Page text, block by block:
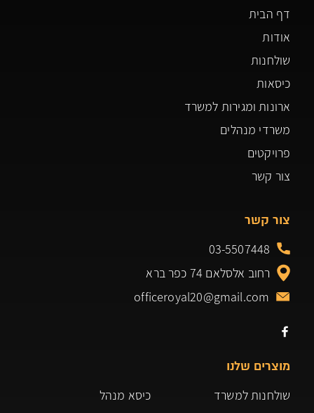
דף הבית
אודות
שולחנות
כיסאות
ארונות ומגירות למשרד
משרדי מנהלים
פרויקטים
צור קשר
מוצרים שלנו
שולחנות למשרד
כיסא מנהל
צור קשר
03-5507448
רחוב אלסלאם 74 כפר ברא
officeroyal20@gmail.com